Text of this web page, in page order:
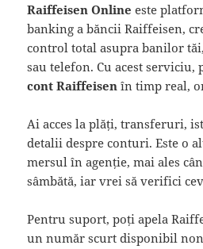
Raiffeisen Online este
banking a băncii Raiffeisen,
control total asupra banilor
sau telefon. Cu acest serviciu,
cont Raiffeisen în timp real,
Ai acces la plăți, transferuri,
detalii despre conturi. Este o
mersul în agenție, mai ales
sâmbătă, iar vrei să verifici
Pentru suport, poți apela
un număr scurt disponibil